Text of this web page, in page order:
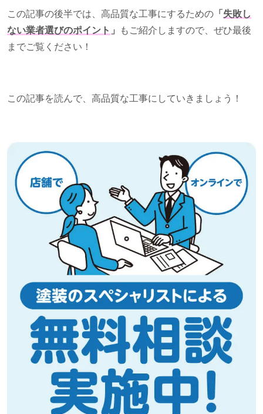
この記事の後半では、高品質な工事にするための 「 失敗し
ない業者選びのポイント 」
もご紹介しますので、ぜひ最後
までご覧ください！
この記事を読んで、高品質な工事にしていきましょう！